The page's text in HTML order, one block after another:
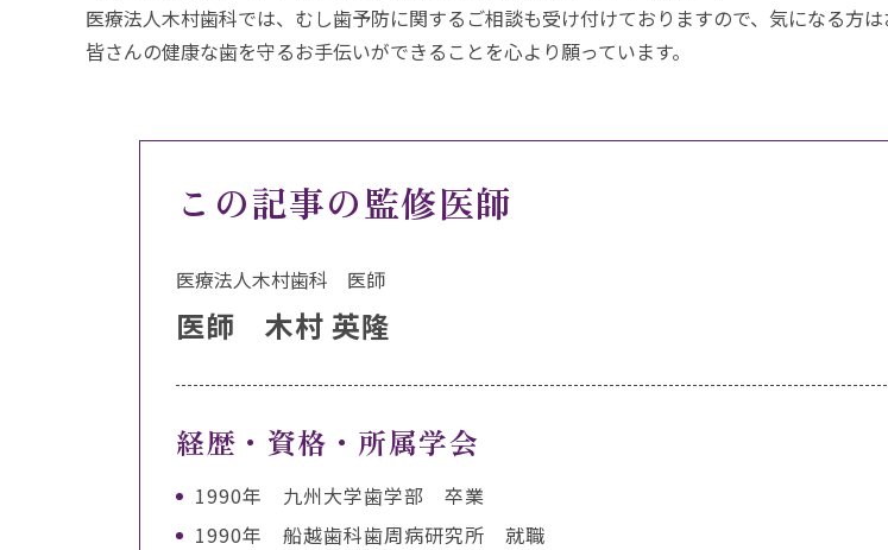
医療法人木村歯科では、むし歯予防に関するご相談も受け付けておりますので、気になる方は
皆さんの健康な歯を守るお手伝いができることを心より願っています。
この記事の監修医師
医療法人木村歯科 医師
医師 木村 英隆
経歴・資格・所属学会
1990年 九州大学歯学部 卒業
1990年 船越歯科歯周病研究所 就職